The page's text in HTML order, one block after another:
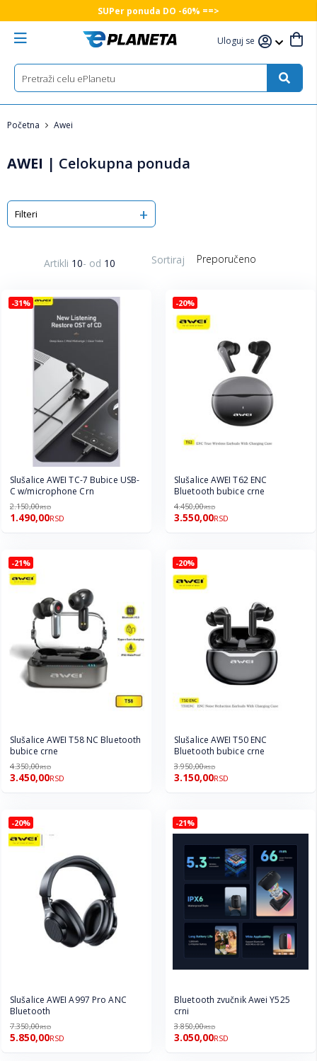
SUPer ponuda DO -60% ==>
Uloguj se
Početna Awei
AWEI | Celokupna ponuda
Filteri
Artikli 10- od 10 Sortiraj
-31%
Slušalice AWEI TC-7 Bubice USB-
C w/microphone Crn
2.150,00RSD
1.490,00RSD
-20%
Slušalice AWEI T62 ENC
Bluetooth bubice crne
4.450,00RSD
3.550,00RSD
-21%
Slušalice AWEI T58 NC Bluetooth
bubice crne
4.350,00RSD
3.450,00RSD
-20%
Slušalice AWEI T50 ENC
Bluetooth bubice crne
3.950,00RSD
3.150,00RSD
-20%
Slušalice AWEI A997 Pro ANC
Bluetooth
7.350,00RSD
5.850,00RSD
-21%
Bluetooth zvučnik Awei Y525
crni
3.850,00RSD
3.050,00RSD